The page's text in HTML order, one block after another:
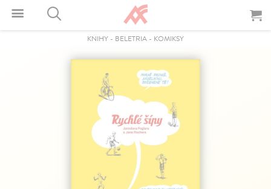
KNIHY - BELETRIA - KOMIKSY